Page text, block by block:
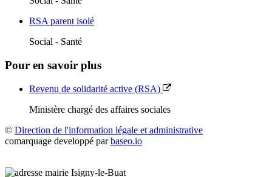
RSA parent isolé
Social - Santé
Pour en savoir plus
Revenu de solidarité active (RSA)
Ministère chargé des affaires sociales
© Direction de l'information légale et administrative
comarquage developpé parbaseo.io